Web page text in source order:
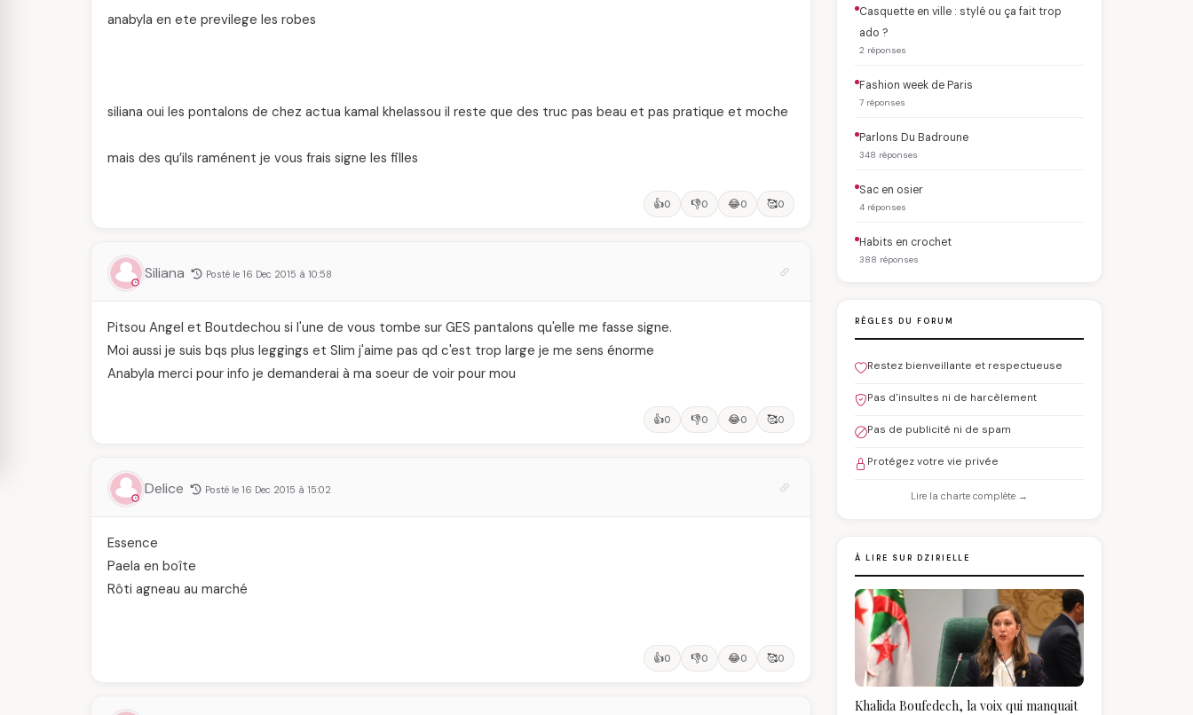
anabyla en ete previlege les robes
siliana oui les pontalons de chez actua kamal khelassou il reste que des truc pas beau et pas pratique et moche
mais des qu’ils raménent je vous frais signe les filles
👍0 👎0 😂0 🥰0
Siliana Posté le 16 Dec 2015 à 10:58
Pitsou Angel et Boutdechou si l'une de vous tombe sur GES pantalons qu'elle me fasse signe.
Moi aussi je suis bqs plus leggings et Slim j'aime pas qd c'est trop large je me sens énorme
Anabyla merci pour info je demanderai à ma soeur de voir pour mou
👍0 👎0 😂0 🥰0
Delice Posté le 16 Dec 2015 à 15:02
Essence
Paela en boîte
Rôti agneau au marché
👍0 👎0 😂0 🥰0
Casquette en ville : stylé ou ça fait trop
ado ?
2 réponses
Fashion week de Paris
7 réponses
Parlons Du Badroune
348 réponses
Sac en osier
4 réponses
Habits en crochet
388 réponses
RÈGLES DU FORUM
Restez bienveillante et respectueuse
Pas d'insultes ni de harcèlement
Pas de publicité ni de spam
Protégez votre vie privée
Lire la charte complète →
À LIRE SUR DZIRIELLE
Khalida Boufedech, la voix qui manquait